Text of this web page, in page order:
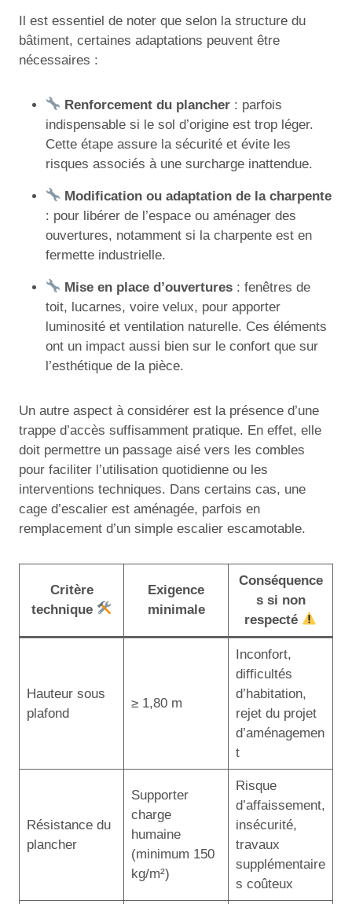
Il est essentiel de noter que selon la structure du
bâtiment, certaines adaptations peuvent être
nécessaires :
Renforcement du plancher : parfois
indispensable si le sol d’origine est trop léger.
Cette étape assure la sécurité et évite les
risques associés à une surcharge inattendue.
Modification ou adaptation de la charpente
: pour libérer de l’espace ou aménager des
ouvertures, notamment si la charpente est en
fermette industrielle.
Mise en place d’ouvertures : fenêtres de
toit, lucarnes, voire velux, pour apporter
luminosité et ventilation naturelle. Ces éléments
ont un impact aussi bien sur le confort que sur
l’esthétique de la pièce.
Un autre aspect à considérer est la présence d’une
trappe d’accès suffisamment pratique. En effet, elle
doit permettre un passage aisé vers les combles
pour faciliter l’utilisation quotidienne ou les
interventions techniques. Dans certains cas, une
cage d’escalier est aménagée, parfois en
remplacement d’un simple escalier escamotable.
Critère
technique
Exigence
minimale
Conséquence
s si non
respecté
Hauteur sous
plafond
≥ 1,80 m
Inconfort,
difficultés
d’habitation,
rejet du projet
d’aménagemen
t
Résistance du
plancher
Supporter
charge
humaine
(minimum 150
kg/m²)
Risque
d’affaissement,
insécurité,
travaux
supplémentaire
s coûteux